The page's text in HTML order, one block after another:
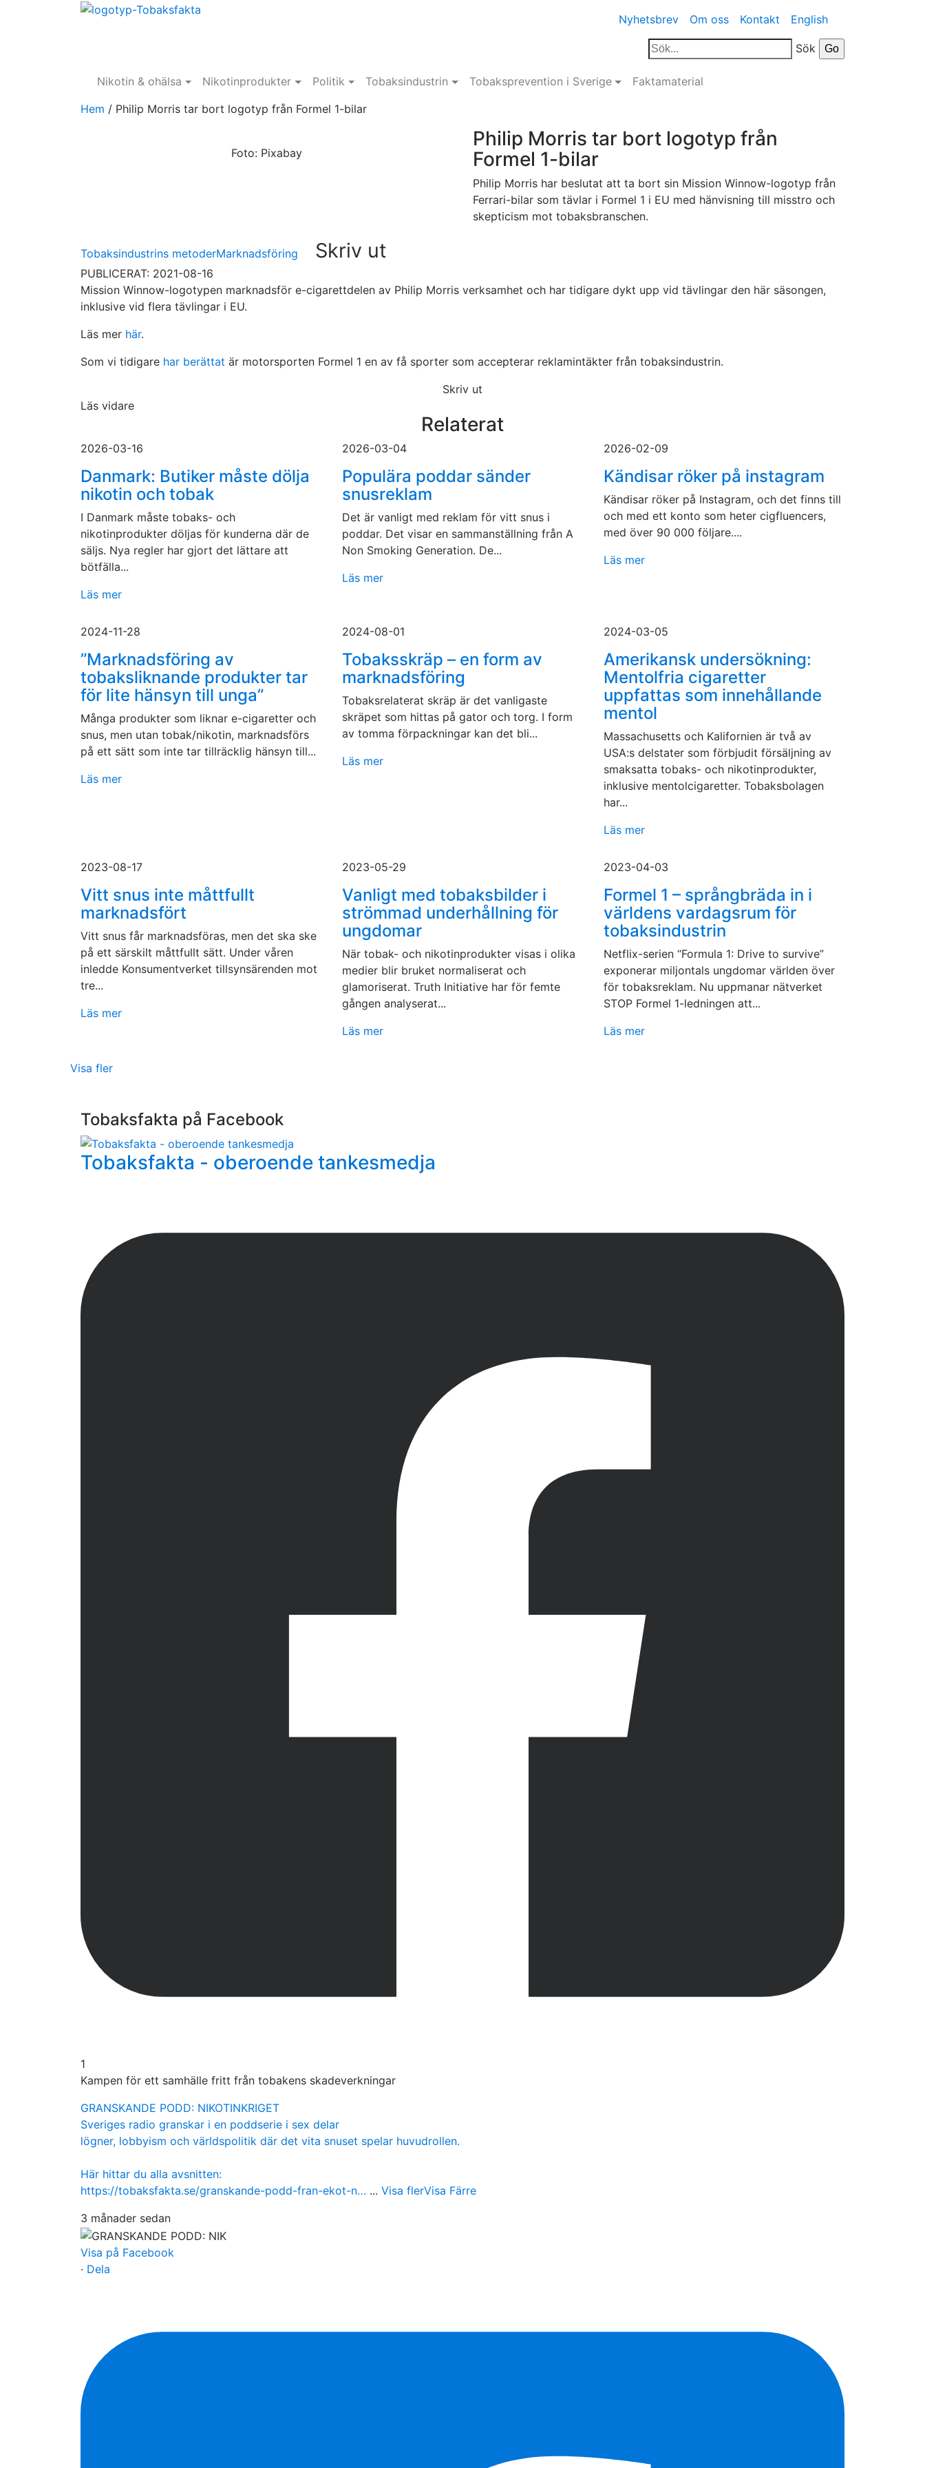
Nyhetsbrev Om oss Kontakt English
Sök
Nikotin & ohälsa Nikotinprodukter Politik Tobaksindustrin Tobaksprevention i Sverige
Faktamaterial
Hem / Philip Morris tar bort logotyp från Formel 1-bilar
Foto: Pixabay
Philip Morris tar bort logotyp från
Formel 1-bilar
Philip Morris har beslutat att ta bort sin Mission Winnow-logotyp från
Ferrari-bilar som tävlar i Formel 1 i EU med hänvisning till misstro och
skepticism mot tobaksbranschen.
Tobaksindustrins metoderMarknadsföring Skriv ut
PUBLICERAT: 2021-08-16
Mission Winnow-logotypen marknadsför e-cigarettdelen av Philip Morris verksamhet och har tidigare dykt upp vid tävlingar den här säsongen,
inklusive vid flera tävlingar i EU.
Läs mer här.
Som vi tidigare har berättat är motorsporten Formel 1 en av få sporter som accepterar reklamintäkter från tobaksindustrin.
Skriv ut
Läs vidare
Relaterat
2026-03-16
Danmark: Butiker måste dölja
nikotin och tobak
I Danmark måste tobaks- och
nikotinprodukter döljas för kunderna där de
säljs. Nya regler har gjort det lättare att
bötfälla...
Läs mer
2026-03-04
Populära poddar sänder
snusreklam
Det är vanligt med reklam för vitt snus i
poddar. Det visar en sammanställning från A
Non Smoking Generation. De...
Läs mer
2026-02-09
Kändisar röker på instagram
Kändisar röker på Instagram, och det finns till
och med ett konto som heter cigfluencers,
med över 90 000 följare....
Läs mer
2024-11-28
”Marknadsföring av
tobaksliknande produkter tar
för lite hänsyn till unga”
Många produkter som liknar e-cigaretter och
snus, men utan tobak/nikotin, marknadsförs
på ett sätt som inte tar tillräcklig hänsyn till...
Läs mer
2024-08-01
Tobaksskräp – en form av
marknadsföring
Tobaksrelaterat skräp är det vanligaste
skräpet som hittas på gator och torg. I form
av tomma förpackningar kan det bli...
Läs mer
2024-03-05
Amerikansk undersökning:
Mentolfria cigaretter
uppfattas som innehållande
mentol
Massachusetts och Kalifornien är två av
USA:s delstater som förbjudit försäljning av
smaksatta tobaks- och nikotinprodukter,
inklusive mentolcigaretter. Tobaksbolagen
har...
Läs mer
2023-08-17
Vitt snus inte måttfullt
marknadsfört
Vitt snus får marknadsföras, men det ska ske
på ett särskilt måttfullt sätt. Under våren
inledde Konsumentverket tillsynsärenden mot
tre...
Läs mer
2023-05-29
Vanligt med tobaksbilder i
strömmad underhållning för
ungdomar
När tobak- och nikotinprodukter visas i olika
medier blir bruket normaliserat och
glamoriserat. Truth Initiative har för femte
gången analyserat...
Läs mer
2023-04-03
Formel 1 – språngbräda in i
världens vardagsrum för
tobaksindustrin
Netflix-serien “Formula 1: Drive to survive”
exponerar miljontals ungdomar världen över
för tobaksreklam. Nu uppmanar nätverket
STOP Formel 1-ledningen att...
Läs mer
Visa fler
Tobaksfakta på Facebook
Tobaksfakta - oberoende tankesmedja
1
Kampen för ett samhälle fritt från tobakens skadeverkningar
GRANSKANDE PODD: NIKOTINKRIGET
Sveriges radio granskar i en poddserie i sex delar
lögner, lobbyism och världspolitik där det vita snuset spelar huvudrollen.
Här hittar du alla avsnitten:
https://tobaksfakta.se/granskande-podd-fran-ekot-n… ... Visa flerVisa Färre
3 månader sedan
Visa på Facebook
· Dela